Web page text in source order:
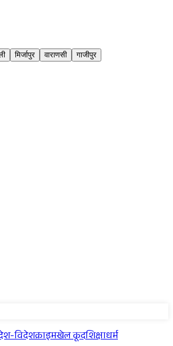
मिर्जापुर वाराणसी
गाजीपुर
विदेशक्राइमखेल कूदशिक्षाधर्म